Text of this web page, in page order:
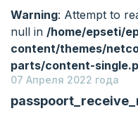
Warning: Attempt to
null in /home/epseti/
content/themes/
parts/content-
07 Апреля 2022 года